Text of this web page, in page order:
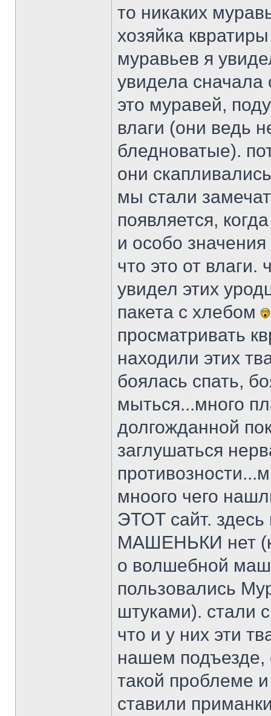
то никаких
хозяйка
муравьев я
увидела сначала
это муравей,
влаги (они ведь
бледноватые).
они
мы стали
появляется,
и особо
что это от
увидел этих
пакета с хлебом
просматривать
находили этих
боялась спать,
мыться...много
долгожданной
заглушаться
мноого чего
ЭТОТ сайт.
МАШЕНЬКИ нет (к
о волшебной
пользовались
штуками). стали
что и у них эти
нашем подъезде,
такой проблеме
ставили